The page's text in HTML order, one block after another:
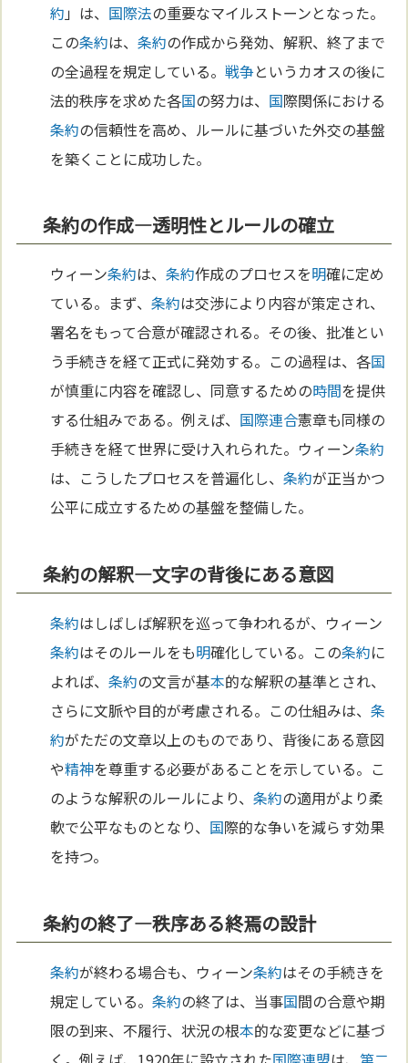
約 」は、 国際法の重要なマイルストーンとなった。
この条約は、条約の作成から発効、解釈、終了まで
の全過程を規定している。戦争というカオスの後に
法的秩序を求めた各国の努力は、 国際関係における
条約の信頼性を高め、ルールに基づいた外交の基盤
を築くことに成功した。
条約の作成—透明性とルールの確立
ウィーン条約は、条約作成のプロセスを明確に定め
ている。まず、条約は交渉により内容が策定され、
署名をもって合意が確認される。その後、批准とい
う手続きを経て正式に発効する。この過程は、各国
が慎重に内容を確認し、同意するための時間を提供
する仕組みである。例えば、 国際連合憲章も同様の
手続きを経て世界に受け入れられた。ウィーン条約
は、こうしたプロセスを普遍化し、条約が正当かつ
公平に成立するための基盤を整備した。
条約の解釈—文字の背後にある意図
条約はしばしば解釈を巡って争われるが、ウィーン
条約はそのルールをも明確化している。この条約に
よれば、条約の文言が基本的な解釈の基準とされ、
さらに文脈や目的が考慮される。この仕組みは、条
約がただの文章以上のものであり、背後にある意図
や精神を尊重する必要があることを示している。こ
のような解釈のルールにより、条約の適用がより柔
軟で公平なものとなり、 国際的な争いを減らす効果
を持つ。
条約の終了—秩序ある終焉の設計
条約が終わる場合も、ウィーン条約はその手続きを
規定している。条約の終了は、当事国間の合意や期
限の到来、不履行、状況の根本的な変更などに基づ